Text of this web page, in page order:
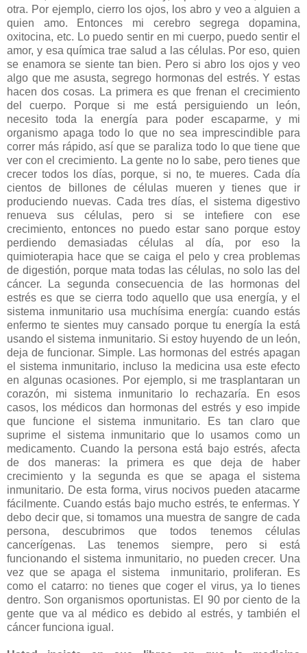
otra. Por ejemplo, cierro los ojos, los abro y veo a alguien a
quien amo. Entonces mi cerebro segrega dopamina,
oxitocina, etc. Lo puedo sentir en mi cuerpo, puedo sentir el
amor, y esa química trae salud a las células. Por eso, quien
se enamora se siente tan bien. Pero si abro los ojos y veo
algo que me asusta, segrego hormonas del estrés. Y estas
hacen dos cosas. La primera es que frenan el crecimiento
del cuerpo. Porque si me está persiguiendo un león,
necesito toda la energía para poder escaparme, y mi
organismo apaga todo lo que no sea imprescindible para
correr más rápido, así que se paraliza todo lo que tiene que
ver con el crecimiento. La gente no lo sabe, pero tienes que
crecer todos los días, porque, si no, te mueres. Cada día
cientos de billones de células mueren y tienes que ir
produciendo nuevas. Cada tres días, el sistema digestivo
renueva sus células, pero si se intefiere con ese
crecimiento, entonces no puedo estar sano porque estoy
perdiendo demasiadas células al día, por eso la
quimioterapia hace que se caiga el pelo y crea problemas
de digestión, porque mata todas las células, no solo las del
cáncer. La segunda consecuencia de las hormonas del
estrés es que se cierra todo aquello que usa energía, y el
sistema inmunitario usa muchísima energía: cuando estás
enfermo te sientes muy cansado porque tu energía la está
usando el sistema inmunitario. Si estoy huyendo de un león,
deja de funcionar. Simple. Las hormonas del estrés apagan
el sistema inmunitario, incluso la medicina usa este efecto
en algunas ocasiones. Por ejemplo, si me trasplantaran un
corazón, mi sistema inmunitario lo rechazaría. En esos
casos, los médicos dan hormonas del estrés y eso impide
que funcione el sistema inmunitario. Es tan claro que
suprime el sistema inmunitario que lo usamos como un
medicamento. Cuando la persona está bajo estrés, afecta
de dos maneras: la primera es que deja de haber
crecimiento y la segunda es que se apaga el sistema
inmunitario. De esta forma, virus nocivos pueden atacarme
fácilmente. Cuando estás bajo mucho estrés, te enfermas. Y
debo decir que, si tomamos una muestra de sangre de cada
persona, descubrimos que todos tenemos células
cancerígenas. Las tenemos siempre, pero si está
funcionando el sistema inmunitario, no pueden crecer. Una
vez que se apaga el sistema inmunitario, proliferan. Es
como el catarro: no tienes que coger el virus, ya lo tienes
dentro. Son organismos oportunistas. El 90 por ciento de la
gente que va al médico es debido al estrés, y también el
cáncer funciona igual.